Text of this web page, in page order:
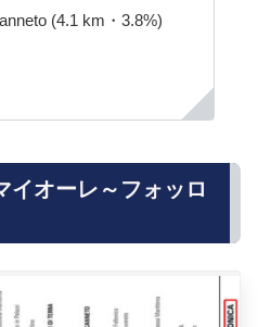
(4.1 km・3.8%)
オーレ～フォッロ